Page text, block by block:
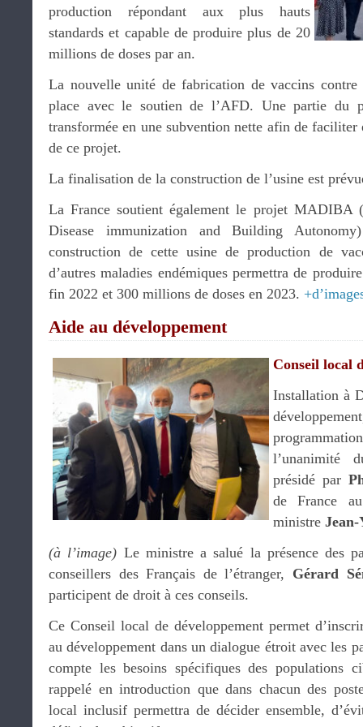
production répondant aux plus hauts
standards et capable de produire plus de 20
millions de doses par an.
La nouvelle unité de fabrication de vaccins
place avec le soutien de l’AFD. Une partie du
transformée en une subvention nette afin de
de ce projet.
La finalisation de la construction de l’usine est
La France soutient également le projet
Disease immunization and Building
construction de cette usine de production de
d’autres maladies endémiques permettra de
fin 2022 et 300 millions de doses en 2023.
Aide au développement
Conseil local
Installation à
l’unanimité
présidé par
de France
ministre
(à l’image) Le ministre a salué la présence des
conseillers des Français de l’étranger, Gérard
participent de droit à ces conseils.
Ce Conseil local de développement permet
au développement dans un dialogue étroit avec les
compte les besoins spécifiques des populations
rappelé en introduction que dans chacun des
local inclusif permettra de décider ensemble,